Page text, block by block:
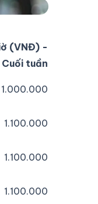
(VNĐ) -
Cuối tuần
1.000.000
1.100.000
1.100.000
1.100.000